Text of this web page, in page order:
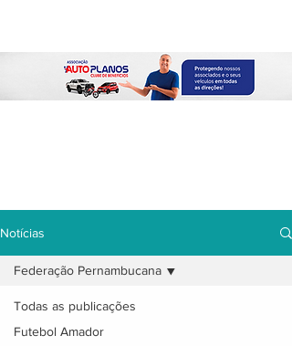
Notícias
Todas as publicações
Futebol Amador
Federação Pernambucana